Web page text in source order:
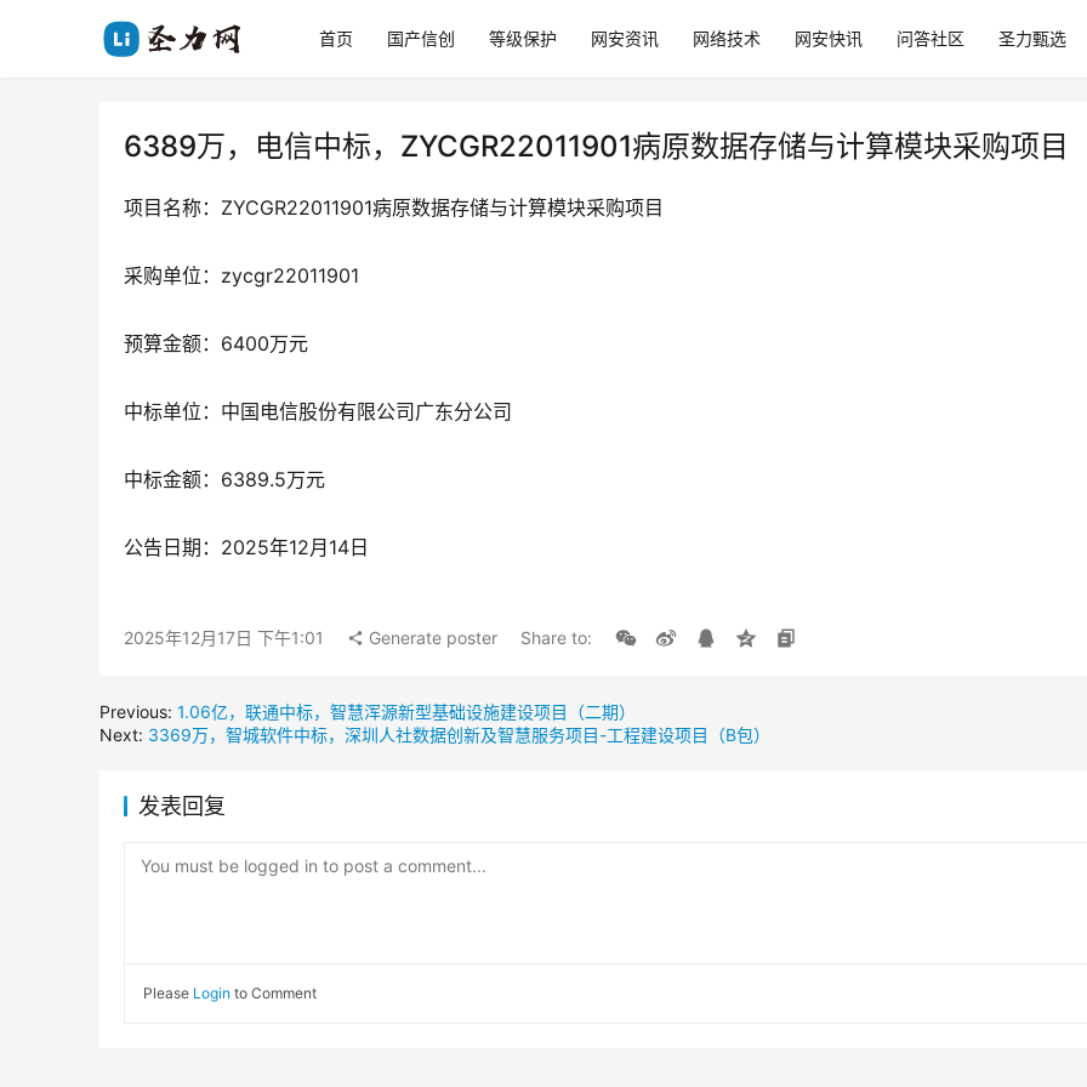
首页 国产信创 等级保护 网安资讯 网络技术 网安快讯 问答社区 圣力甄选
6389万，电信中标，ZYCGR22011901病原数据存储与计算模块采购项目
项目名称：ZYCGR22011901病原数据存储与计算模块采购项目
采购单位：zycgr22011901
预算金额：6400万元
中标单位：中国电信股份有限公司广东分公司
中标金额：6389.5万元
公告日期：2025年12月14日
2025年12月17日 下午1:01 Generate poster Share to:
Previous: 1.06亿，联通中标，智慧浑源新型基础设施建设项目（二期）
Next: 3369万，智城软件中标，深圳人社数据创新及智慧服务项目-工程建设项目（B包）
发表回复
You must be logged in to post a comment...
Please Login to Comment